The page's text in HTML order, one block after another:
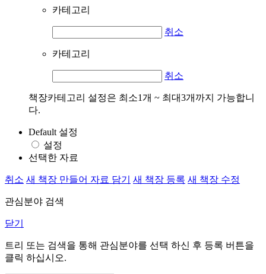
카테고리
취소
카테고리
취소
책장카테고리 설정은 최소1개 ~ 최대3개까지 가능합니
다.
Default 설정
설정
선택한 자료
취소 새 책장 만들어 자료 담기 새 책장 등록 새 책장 수정
관심분야 검색
닫기
트리 또는 검색을 통해 관심분야를 선택 하신 후 등록 버튼을
클릭 하십시오.